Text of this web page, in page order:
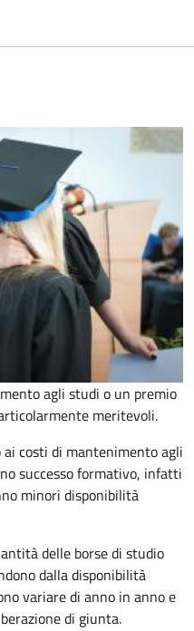
agli studi o un premio
meritevoli.
costi di mantenimento agli
successo formativo, infatti
minori disponibilità
delle borse di studio
dalla disponibilità
variare di anno in anno e
di giunta.